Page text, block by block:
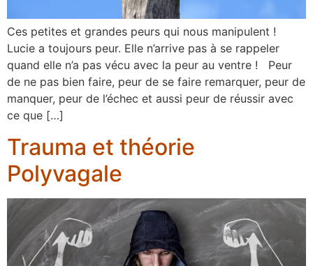
Ces petites et grandes peurs qui nous manipulent !
Lucie a toujours peur. Elle n’arrive pas à se rappeler
quand elle n’a pas vécu avec la peur au ventre ! Peur
de ne pas bien faire, peur de se faire remarquer, peur de
manquer, peur de l’échec et aussi peur de réussir avec
ce que […]
Trauma et théorie
Polyvagale